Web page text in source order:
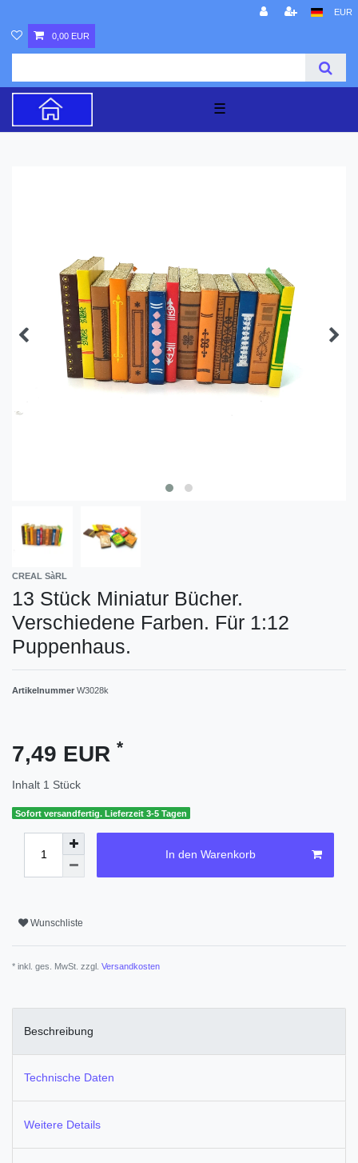
EUR
0,00 EUR
☰
CREAL SàRL
13 Stück Miniatur Bücher.
Verschiedene Farben. Für 1:12
Puppenhaus.
Artikelnummer W3028k
7,49 EUR *
Inhalt 1 Stück
Sofort versandfertig. Lieferzeit 3-5 Tagen
In den Warenkorb
Wunschliste
* inkl. ges. MwSt. zzgl. Versandkosten
Beschreibung
Technische Daten
Weitere Details